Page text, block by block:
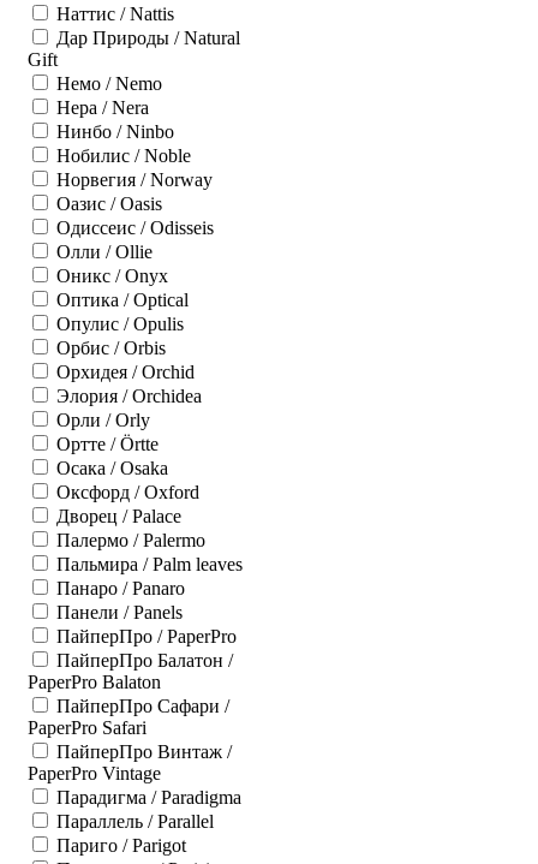
Наттис / Nattis
Дар Природы / Natural
Gift
Немо / Nemo
Нера / Nera
Нинбо / Ninbo
Нобилис / Noble
Норвегия / Norway
Оазис / Oasis
Одиссеис / Odisseis
Олли / Ollie
Оникс / Onyx
Оптика / Optical
Опулис / Opulis
Орбис / Orbis
Орхидея / Orchid
Элория / Orchidea
Орли / Orly
Ортте / Örtte
Осака / Osaka
Оксфорд / Oxford
Дворец / Palace
Палермо / Palermo
Пальмира / Palm leaves
Панаро / Panaro
Панели / Panels
ПайперПро / PaperPro
ПайперПро Балатон /
PaperPro Balaton
ПайперПро Сафари /
PaperPro Safari
ПайперПро Винтаж /
PaperPro Vintage
Парадигма / Paradigma
Параллель / Parallel
Париго / Parigot